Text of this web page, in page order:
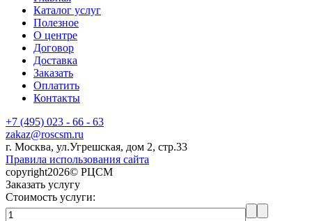
Каталог услуг
Полезное
О центре
Договор
Доставка
Заказать
Оплатить
Контакты
+7 (495) 023 - 66 - 63
zakaz@roscsm.ru
г. Москва, ул.Угрешская, дом 2, стр.33
Правила использования сайта
copyright2026© РЦСМ
Заказать услугу
Стоимость услуги: